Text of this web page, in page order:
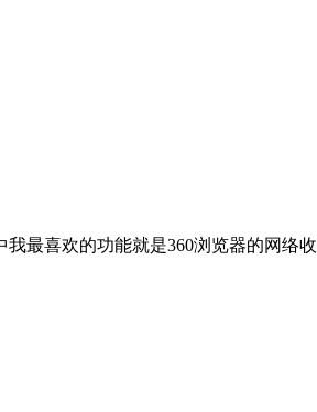
最喜欢的功能就是360浏览器的网络